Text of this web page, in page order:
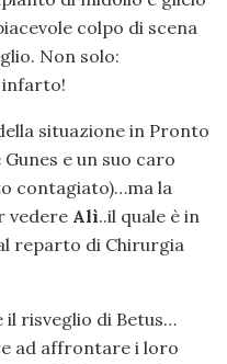
colpo di scena
Non solo:
infarto!
situazione in Pronto
e un suo caro
contagiato)…ma la
vedere Alì..il quale è in
reparto di Chirurgia
risveglio di Betus…
ad affrontare i loro